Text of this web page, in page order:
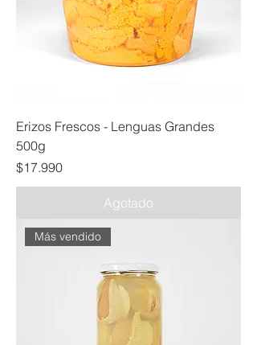
Erizos Frescos - Lenguas Grandes
500g
Precio
$17.990
Agotado
Más vendido